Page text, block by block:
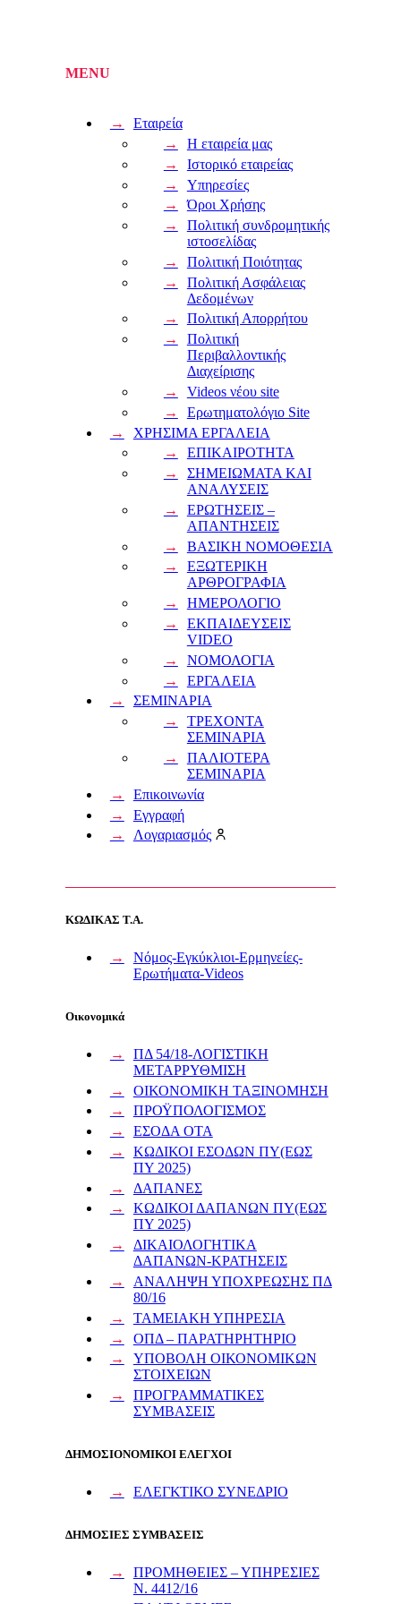
Εταιρεία
Η εταιρεία μας
Ιστορικό εταιρείας
Υπηρεσίες
Όροι Χρήσης
Πολιτική συνδρομητικής
ιστοσελίδας
Πολιτική Ποιότητας
Πολιτική Ασφάλειας
Δεδομένων
Πολιτική Απορρήτου
Πολιτική
Περιβαλλοντικής
Διαχείρισης
Videos νέου site
Ερωτηματολόγιο Site
ΧΡΗΣΙΜΑ ΕΡΓΑΛΕΙΑ
ΕΠΙΚΑΙΡΟΤΗΤΑ
ΣΗΜΕΙΩΜΑΤΑ ΚΑΙ
ΑΝΑΛΥΣΕΙΣ
ΕΡΩΤΗΣΕΙΣ –
ΑΠΑΝΤΗΣΕΙΣ
ΒΑΣΙΚΗ ΝΟΜΟΘΕΣΙΑ
ΕΞΩΤΕΡΙΚΗ
ΑΡΘΡΟΓΡΑΦΙΑ
ΗΜΕΡΟΛΟΓΙΟ
ΕΚΠΑΙΔΕΥΣΕΙΣ
VIDEO
ΝΟΜΟΛΟΓΙΑ
ΕΡΓΑΛΕΙΑ
ΣΕΜΙΝΑΡΙΑ
ΤΡΕΧΟΝΤΑ
ΣΕΜΙΝΑΡΙΑ
ΠΑΛΙΟΤΕΡΑ
ΣΕΜΙΝΑΡΙΑ
Επικοινωνία
Εγγραφή
Λογαριασμός
ΚΩΔΙΚΑΣ Τ.Α.
Νόμος-Εγκύκλιοι-Ερμηνείες-
Ερωτήματα-Videos
Οικονομικά
ΠΔ 54/18-ΛΟΓΙΣΤΙΚΗ
ΜΕΤΑΡΡΥΘΜΙΣΗ
ΟΙΚΟΝΟΜΙΚΗ ΤΑΞΙΝΟΜΗΣΗ
ΠΡΟΫΠΟΛΟΓΙΣΜΟΣ
ΕΣΟΔΑ ΟΤΑ
ΚΩΔΙΚΟΙ ΕΣΟΔΩΝ ΠΥ(ΕΩΣ
ΠΥ 2025)
ΔΑΠΑΝΕΣ
ΚΩΔΙΚΟΙ ΔΑΠΑΝΩΝ ΠΥ(ΕΩΣ
ΠΥ 2025)
ΔΙΚΑΙΟΛΟΓΗΤΙΚΑ
ΔΑΠΑΝΩΝ-ΚΡΑΤΗΣΕΙΣ
ΑΝΑΛΗΨΗ ΥΠΟΧΡΕΩΣΗΣ ΠΔ
80/16
ΤΑΜΕΙΑΚΗ ΥΠΗΡΕΣΙΑ
ΟΠΔ – ΠΑΡΑΤΗΡΗΤΗΡΙΟ
ΥΠΟΒΟΛΗ ΟΙΚΟΝΟΜΙΚΩΝ
ΣΤΟΙΧΕΙΩΝ
ΠΡΟΓΡΑΜΜΑΤΙΚΕΣ
ΣΥΜΒΑΣΕΙΣ
ΔΗΜΟΣΙΟΝΟΜΙΚΟΙ ΕΛΕΓΧΟΙ
ΕΛΕΓΚΤΙΚΟ ΣΥΝΕΔΡΙΟ
ΔΗΜΟΣΙΕΣ ΣΥΜΒΑΣΕΙΣ
ΠΡΟΜΗΘΕΙΕΣ – ΥΠΗΡΕΣΙΕΣ
Ν. 4412/16